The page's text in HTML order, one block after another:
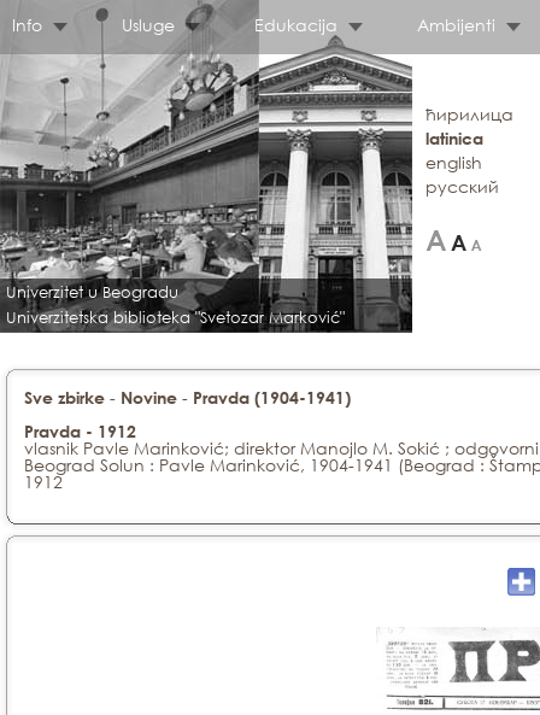
Info Usluge Edukacija Ambijenti
Univerzitet u Beogradu
Univerzitetska biblioteka "Svetozar Marković"
ћирилица
latinica
english
русский
Sve zbirke - Novine - Pravda (1904-1941)
Pravda - 1912
vlasnik Pavle Marinković; direktor Manojlo M. Sokić ;
Beograd Solun : Pavle Marinković, 1904-1941 (Beograd :
1912